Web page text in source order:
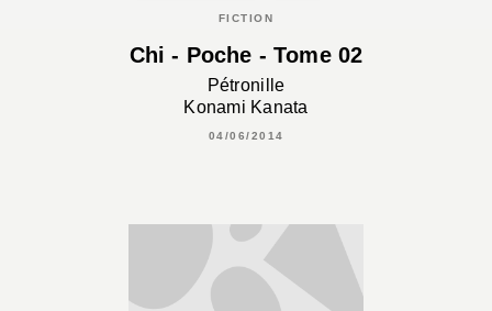
FICTION
Chi - Poche - Tome 02
Pétronille
Konami Kanata
04/06/2014